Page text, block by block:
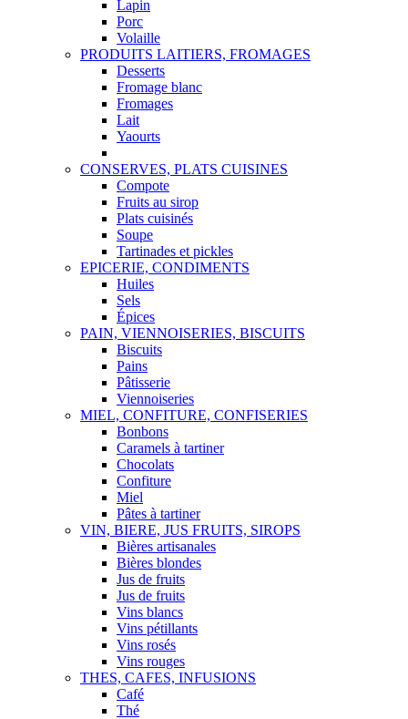
Lapin
Porc
Volaille
PRODUITS LAITIERS, FROMAGES
Desserts
Fromage blanc
Fromages
Lait
Yaourts
CONSERVES, PLATS CUISINES
Compote
Fruits au sirop
Plats cuisinés
Soupe
Tartinades et pickles
EPICERIE, CONDIMENTS
Huiles
Sels
Épices
PAIN, VIENNOISERIES, BISCUITS
Biscuits
Pains
Pâtisserie
Viennoiseries
MIEL, CONFITURE, CONFISERIES
Bonbons
Caramels à tartiner
Chocolats
Confiture
Miel
Pâtes à tartiner
VIN, BIERE, JUS FRUITS, SIROPS
Bières artisanales
Bières blondes
Jus de fruits
Jus de fruits
Vins blancs
Vins pétillants
Vins rosés
Vins rouges
THES, CAFES, INFUSIONS
Café
Thé